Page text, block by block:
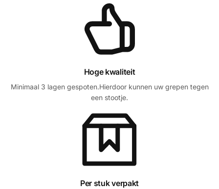
Hoge kwaliteit
Minimaal 3 lagen gespoten.Hierdoor kunnen uw grepen tegen
een stootje.
Per stuk verpakt